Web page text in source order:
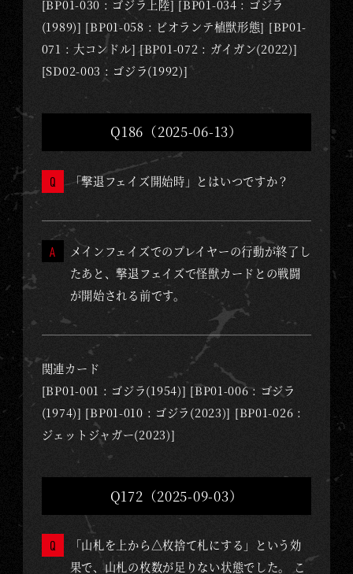
[BP01-030 : ゴジラ上陸] [BP01-034 : ゴジラ
(1989)] [BP01-058 : ビオランテ植獣形態] [BP01-
071 : 大コンドル] [BP01-072 : ガイガン(2022)]
[SD02-003 : ゴジラ(1992)]
Q186（2025-06-13）
「撃退フェイズ開始時」とはいつですか？
メインフェイズでのプレイヤーの行動が終了し
たあと、撃退フェイズで怪獣カードとの戦闘
が開始される前です。
関連カード
[BP01-001 : ゴジラ(1954)] [BP01-006 : ゴジラ
(1974)] [BP01-010 : ゴジラ(2023)] [BP01-026 :
ジェットジャガー(2023)]
Q172（2025-09-03）
「山札を上から△枚捨て札にする」という効
果で、山札の枚数が足りない状態でした。 こ